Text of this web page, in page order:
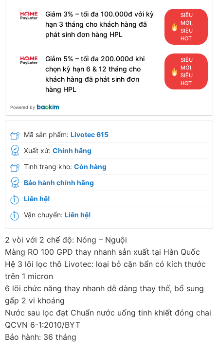
Giảm 3% – tối đa 100.000đ với kỳ
hạn 3 tháng cho khách hàng đã
phát sinh đơn hàng HPL
SIÊU
MỚI,
SIÊU
HOT
Giảm 5% – tối đa 200.000đ khi
chọn kỳ hạn 6 & 12 tháng cho
khách hàng đã phát sinh đơn
hàng HPL
SIÊU
MỚI,
SIÊU
HOT
Powered by
Mã sản phẩm: Livotec 615
Xuất xứ: Chính hãng
Tình trạng kho: Còn hàng
Bảo hành chính hãng
Liên hệ!
Vận chuyển: Liên hệ!
2 vòi với 2 chế độ: Nóng – Nguội
Màng RO 100 GPD thay nhanh sản xuất tại Hàn Quốc
Hệ 3 lõi lọc thô Livotec: loại bỏ cặn bẩn có kích thước
trên 1 micron
6 lõi chức năng thay nhanh dễ dàng thay thế, bổ sung
gấp 2 vi khoáng
Nước sau lọc đạt Chuẩn nước uống tinh khiết đóng chai
QCVN 6-1:2010/BYT
Bảo hành: 36 tháng